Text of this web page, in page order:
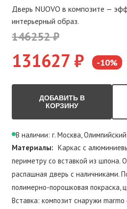
Дверь NUOVO в композите —
интерьерный образ.
146252 ₽
131627 ₽ -10%
ДОБАВИТЬ В
КОРЗИНУ
В наличии: г. Москва,
Материалы: Каркас с
периметру со вставкой из шпона.
распашная дверь с наличниками.
полимерно-порошковая покраска,
Вставка: композит снаружи